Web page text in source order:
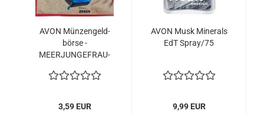
AVON Mün­zen­geld­
bör­se -
MEERJUNGEFRAU-​​
3,59 EUR
AVON Musk Mi­ne­rals
EdT Spray/75
9,99 EUR